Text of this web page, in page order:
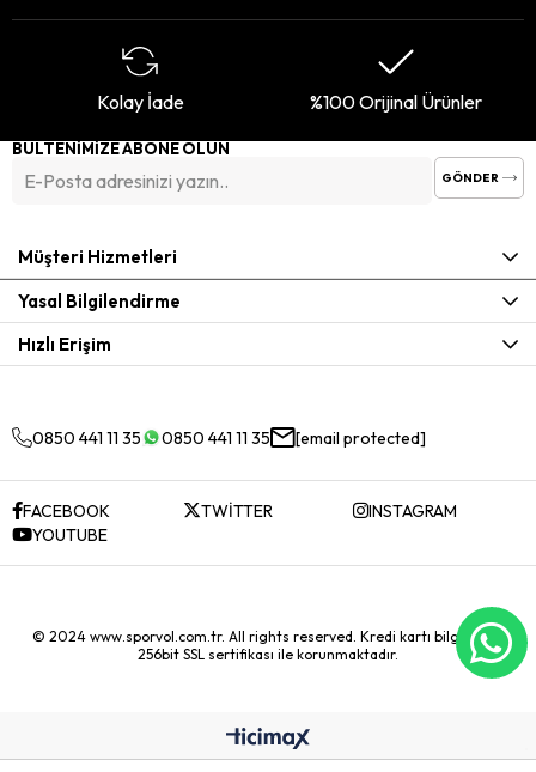
Kolay İade %100 Orijinal Ürünler
BÜLTENİMİZE ABONE OLUN
GÖNDER
Müşteri Hizmetleri
Yasal Bilgilendirme
Hızlı Erişim
0850 441 11 35 0850 441 11 35 [email protected]
FACEBOOK TWİTTER
INSTAGRAM
YOUTUBE
© 2024 www.sporvol.com.tr. All rights reserved. Kredi kartı bilgileriniz
256bit SSL sertifikası ile korunmaktadır.